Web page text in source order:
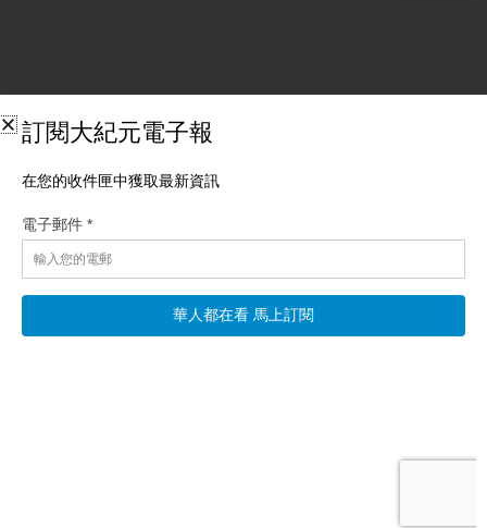
一週經濟回顧：戰略模糊
【新唐人北京時間2026年08月09日訊】川普嘴上講不會不遠萬里
到台灣打仗，但美台軍事互動卻公開化；日本國防白皮書，提昇